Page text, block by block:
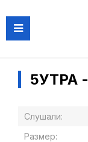
5УТРА -
Слушали:
Размер: